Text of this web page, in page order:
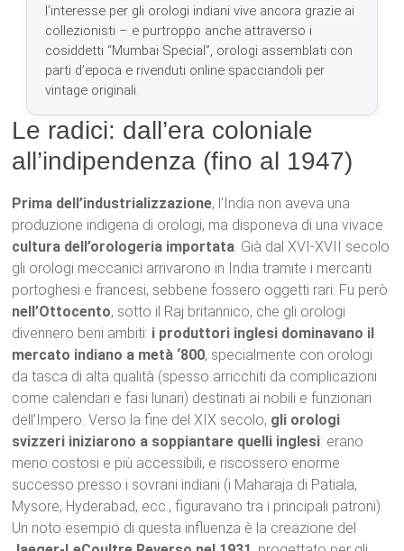
l’interesse per gli orologi indiani vive ancora grazie ai
collezionisti – e purtroppo anche attraverso i
cosiddetti “Mumbai Special”, orologi assemblati con
parti d’epoca e rivenduti online spacciandoli per
vintage originali.
Le radici: dall’era coloniale
all’indipendenza (fino al 1947)
Prima dell’industrializzazione, l’India non aveva una
produzione indigena di orologi, ma disponeva di una vivace
cultura dell’orologeria importata. Già dal XVI-XVII secolo
gli orologi meccanici arrivarono in India tramite i mercanti
portoghesi e francesi, sebbene fossero oggetti rari. Fu però
nell’Ottocento, sotto il Raj britannico, che gli orologi
divennero beni ambiti: i produttori inglesi dominavano il
mercato indiano a metà ‘800, specialmente con orologi
da tasca di alta qualità (spesso arricchiti da complicazioni
come calendari e fasi lunari) destinati ai nobili e funzionari
dell’Impero. Verso la fine del XIX secolo, gli orologi
svizzeri iniziarono a soppiantare quelli inglesi: erano
meno costosi e più accessibili, e riscossero enorme
successo presso i sovrani indiani (i Maharaja di Patiala,
Mysore, Hyderabad, ecc., figuravano tra i principali patroni).
Un noto esempio di questa influenza è la creazione del